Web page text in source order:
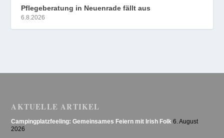
Pflegeberatung in Neuenrade fällt aus
6.8.2026
AKTUELLE ARTIKEL
Campingplatzfeeling: Gemeinsames Feiern mit Irish Folk 6. August
2026